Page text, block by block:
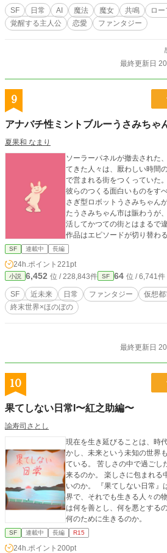
先に、何が待っているのかを。 これは、“記録” と呼ばれ
ひとつの物語である。
SF 日常 AI 魔法 魔女 共鳴
ロ
覚醒する主人公
恋愛 ファンタジー
最終更新日
9
アナバチ性ミントブルーうさみちゃ
夏果和 なまり
ソーラーパネルが撤去された
てきた人々は、厭わしい時間
で営まれる街をつくっていた
彼らのつくる面白いものをす
さぎ型ロボットうさみちゃん
たうさみちゃん市は賑わうが
活してかつての街とはまるで違う街
作品はエピソードが切り替わ
す（ただし前後で意味は繋が
のことばが、次エピソードの
そのため、ほとんどのエピソ
中途半端な文から始まります
の文章を書いてみたいだけなの
サイトにも同作品を掲載して
SF 連載中 長編
24h.ポイント 221pt
小説 6,452 位 / 228,843件 SF 64 位 / 6,741件
SF 近未来 日常 ファンタジー 仮想
終末世界×ほのぼの
最終更新日
10
果てしない日常I〜紅之助編〜
諭寿司さとし
現在を生き延びることは、時
かし、未来という未知の世界
ている。 苦しさの中で過ごし
来るのか。 楽しさに包まれる
いのか。 『果てしない日常』
界で、それでも生きる人々の
は何を善とし、何を悪とする
何のために生きるのか。
SF 連載中 長編 R15
24h.ポイント 200pt